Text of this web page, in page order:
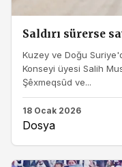
Saldırı sürerse
Kuzey ve Doğu
Konseyi üyesi Salih
Şêxmeqsûd ve...
18 Ocak 2026
Dosya